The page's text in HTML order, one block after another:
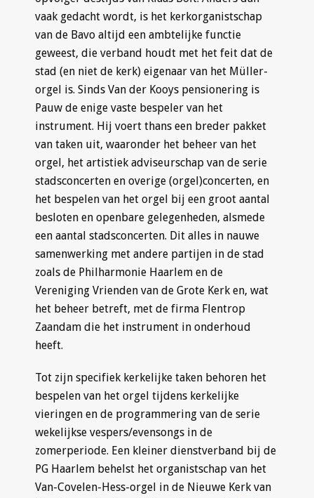
vaak gedacht wordt, is het kerkorganistschap
van de Bavo altijd een ambtelijke functie
geweest, die verband houdt met het feit dat de
stad (en niet de kerk) eigenaar van het Müller-
orgel is. Sinds Van der Kooys pensionering is
Pauw de enige vaste bespeler van het
instrument. Hij voert thans een breder pakket
van taken uit, waaronder het beheer van het
orgel, het artistiek adviseurschap van de serie
stadsconcerten en overige (orgel)concerten, en
het bespelen van het orgel bij een groot aantal
besloten en openbare gelegenheden, alsmede
een aantal stadsconcerten. Dit alles in nauwe
samenwerking met andere partijen in de stad
zoals de Philharmonie Haarlem en de
Vereniging Vrienden van de Grote Kerk en, wat
het beheer betreft, met de firma Flentrop
Zaandam die het instrument in onderhoud
heeft.
Tot zijn specifiek kerkelijke taken behoren het
bespelen van het orgel tijdens kerkelijke
vieringen en de programmering van de serie
wekelijkse vespers/evensongs in de
zomerperiode. Een kleiner dienstverband bij de
PG Haarlem behelst het organistschap van het
Van-Covelen-Hess-orgel in de Nieuwe Kerk van